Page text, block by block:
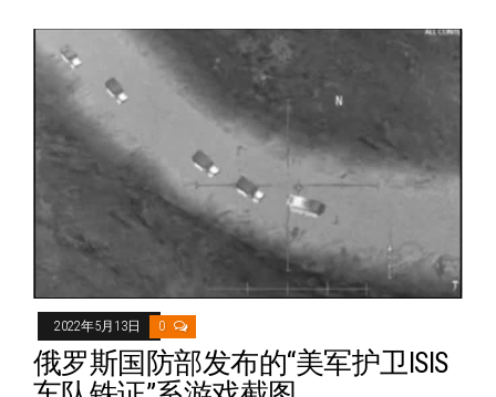
2022年5月13日 0
俄罗斯国防部发布的“美军护卫ISIS